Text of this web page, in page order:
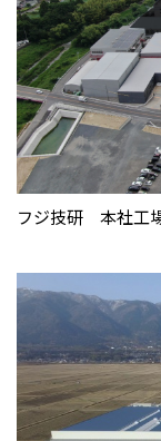
フジ技研 本社工